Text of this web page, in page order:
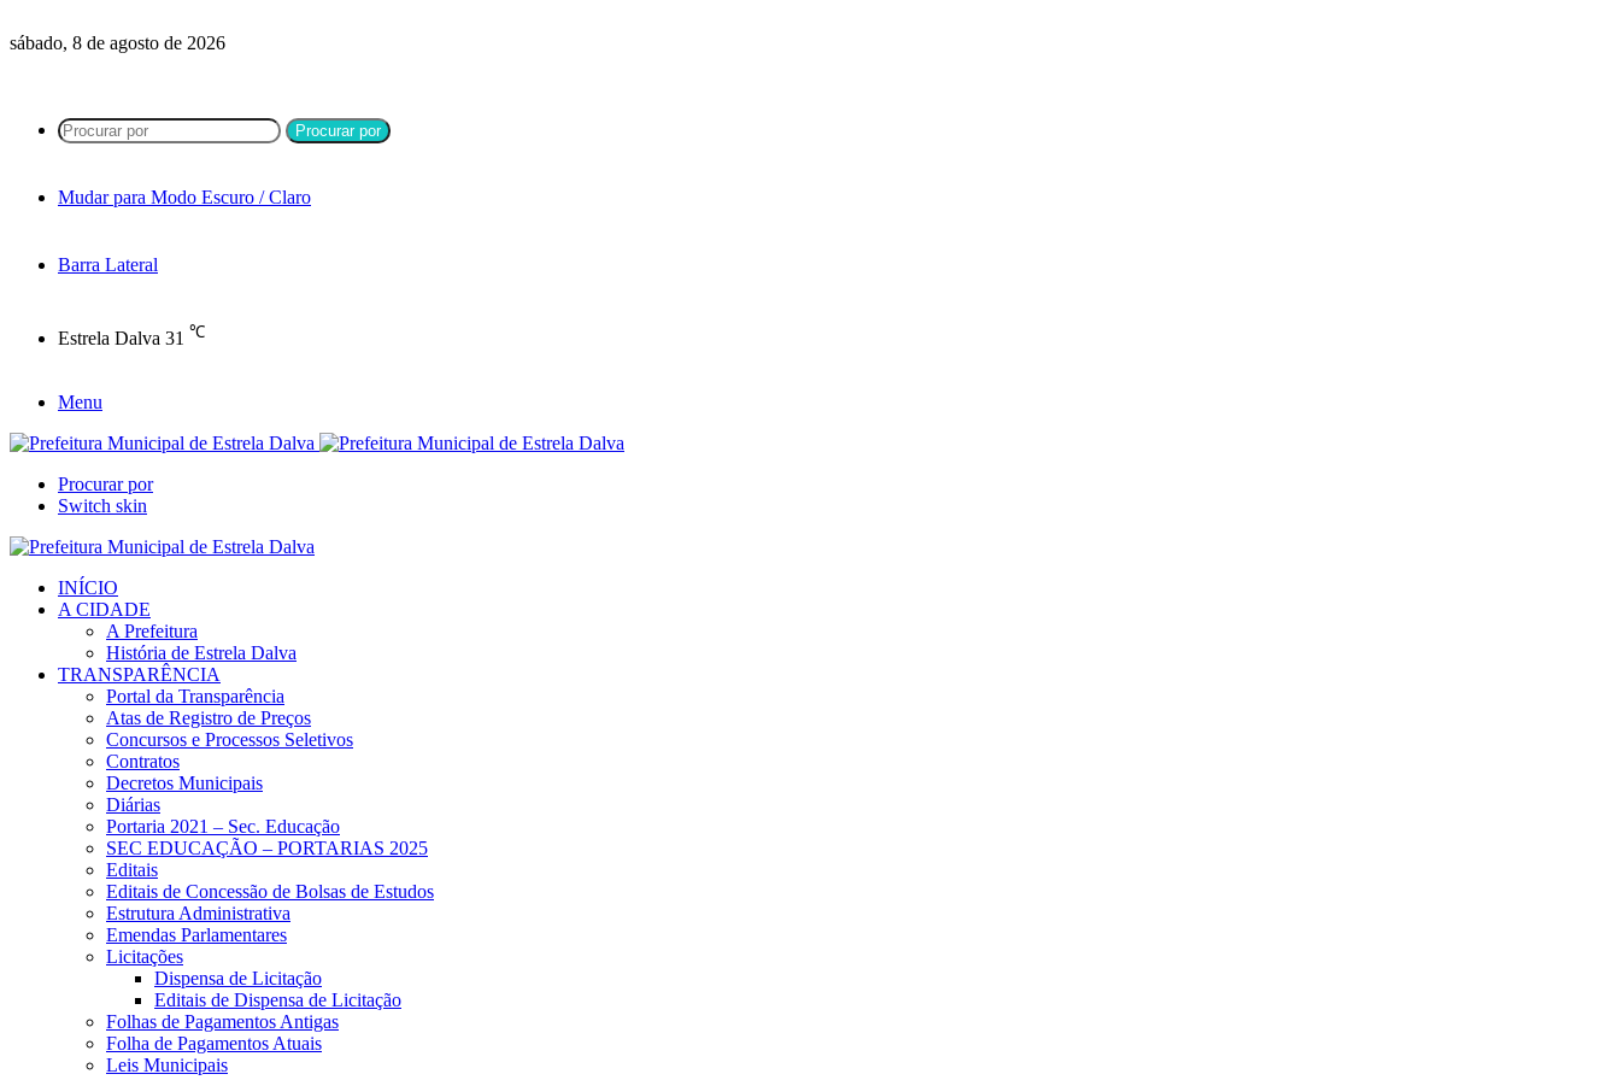
sábado, 8 de agosto de 2026
Procurar por
Mudar para Modo Escuro / Claro
Barra Lateral
Estrela Dalva 31 ℃
Menu
Procurar por
Switch skin
INÍCIO
A CIDADE
A Prefeitura
História de Estrela Dalva
TRANSPARÊNCIA
Portal da Transparência
Atas de Registro de Preços
Concursos e Processos Seletivos
Contratos
Decretos Municipais
Diárias
Portaria 2021 – Sec. Educação
SEC EDUCAÇÃO – PORTARIAS 2025
Editais
Editais de Concessão de Bolsas de Estudos
Estrutura Administrativa
Emendas Parlamentares
Licitações
Dispensa de Licitação
Editais de Dispensa de Licitação
Folhas de Pagamentos Antigas
Folha de Pagamentos Atuais
Leis Municipais